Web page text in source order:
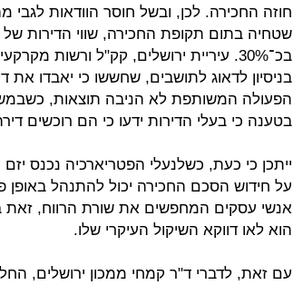
חוזה החכירה. לכן, ובשל חוסר הוודאות
שטחיה בתום תקופת החכירה, שווי הדירות של
בכ־30%. עיריית ירושלים, קק"ל ורשות
בניסיון לדאוג לתושבים, שחששו כי יאבדו
הפעולה המשותפת לא הניבה תוצאות,
בטענה כי בעלי הדירות ידעו כי הם רוכשים
ייתכן כי כעת, כשלנעלי הפטריארכיה נכנס
על חידוש הסכם החכירה יכול להתנהל באופן
אנשי עסקים המחפשים את שורת הרווח, זאת
הוא לאו דווקא השיקול העיקרי שלו.
עם זאת, לדברי ד"ר קמחי ממכון ירושלים,